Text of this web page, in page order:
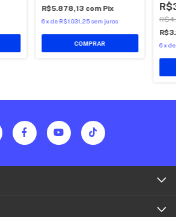
R$5.878,13 com Pix
6 xdeR$1.031,25 sem juros
6 x